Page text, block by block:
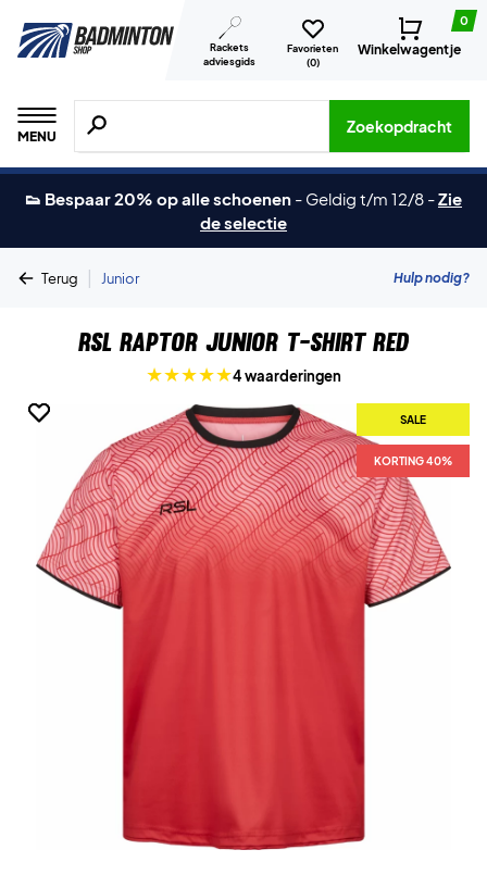
Rackets
adviesgids
Favorieten
(0)
0
Winkelwagentje
MENU
Zoeken naar producten, merken etc.
Zoekopdracht
👟 Bespaar 20% op alle schoenen - Geldig t/m 12/8 -Zie
de selectie
Terug | Junior Hulp nodig?
RSL Raptor Junior T-shirt Red
4 waarderingen
SALE
KORTING 40%
SALE
KORTING 40%